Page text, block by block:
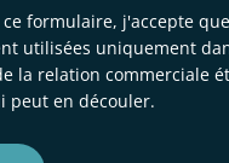
formulaire, j'accepte
utilisées uniquement
la relation commerciale
peut en découler.